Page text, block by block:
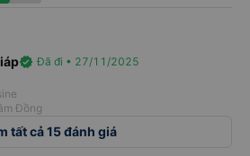
verified Đã đi • 27/11/2025
Đồng
tất cả 15 đánh giá